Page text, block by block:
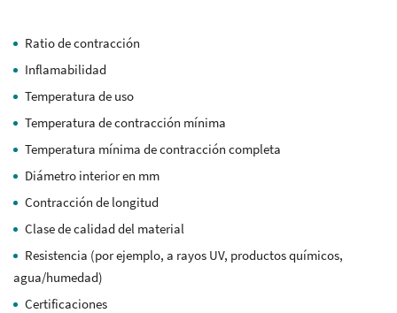
Ratio de contracción
Inflamabilidad
Temperatura de uso
Temperatura de contracción mínima
Temperatura mínima de contracción completa
Diámetro interior en mm
Contracción de longitud
Clase de calidad del material
Resistencia (por ejemplo, a rayos UV, productos químicos,
agua/humedad)
Certificaciones